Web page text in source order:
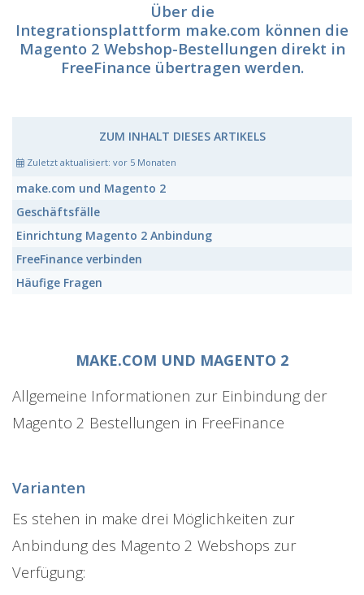
Über die
Integrationsplattform make.com können die
Magento 2 Webshop-Bestellungen direkt in
FreeFinance übertragen werden.
ZUM INHALT DIESES ARTIKELS
Zuletzt aktualisiert: vor 5 Monaten
make.com und Magento 2
Geschäftsfälle
Einrichtung Magento 2 Anbindung
FreeFinance verbinden
Häufige Fragen
MAKE.COM UND MAGENTO 2
Allgemeine Informationen zur Einbindung der
Magento 2 Bestellungen in FreeFinance
Varianten
Es stehen in make drei Möglichkeiten zur
Anbindung des Magento 2 Webshops zur
Verfügung: